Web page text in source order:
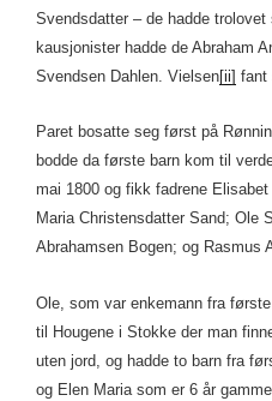
Svendsdatter – de hadde
kausjonister hadde de Abraham
Svendsen Dahlen. Vielsen[ii] fant
Paret bosatte seg først på
bodde da første barn kom til
mai 1800 og fikk fadrene
Maria Christensdatter Sand; Ole
Abrahamsen Bogen; og Rasmus
Ole, som var enkemann fra
til Hougene i Stokke der man
uten jord, og hadde to barn fra
og Elen Maria som er 6 år